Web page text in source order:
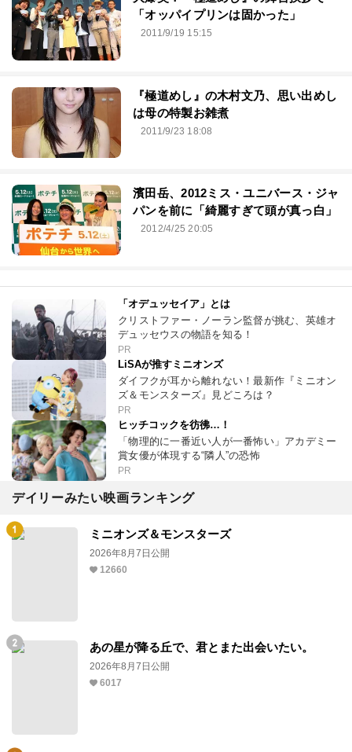
「オッパイプリンは固かった」
2011/9/19 15:15
『極道めし』の木村文乃、思い出めし
は母の特製お雑煮
2011/9/23 18:08
濱田岳、2012ミス・ユニバース・ジャ
パンを前に「綺麗すぎて頭が真っ白」
2012/4/25 20:05
「オデュッセイア」とは
クリストファー・ノーラン監督が挑む、英雄オ
デュッセウスの物語を知る！
PR
LiSAが推すミニオンズ
ダイフクが耳から離れない！最新作『ミニオン
ズ＆モンスターズ』見どころは？
PR
ヒッチコックを彷彿…！
「物理的に一番近い人が一番怖い」アカデミー
賞女優が体現する“隣人”の恐怖
PR
デイリーみたい映画ランキング
ミニオンズ＆モンスターズ
2026年8月7日公開
12660
あの星が降る丘で、君とまた出会いたい。
2026年8月7日公開
6017